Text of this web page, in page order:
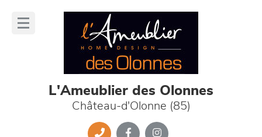
L'Ameublier des Olonnes
Château-d'Olonne (85)